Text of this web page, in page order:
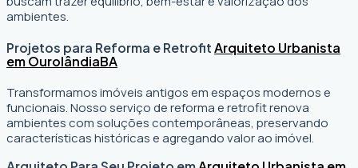
ambientes.
Projetos para Reforma e RetrofitArquiteto Urbanista
em OurolândiaBA
Transformamos imóveis antigos em espaços modernos e
funcionais. Nosso serviço de reforma e retrofit renova
ambientes com soluções contemporâneas, preservando
características históricas e agregando valor ao imóvel.